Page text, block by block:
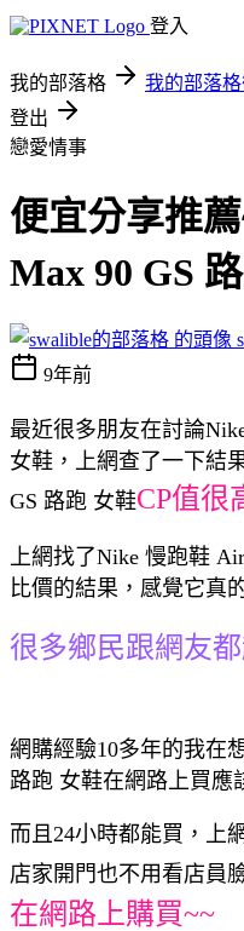
登入
我的部落格 我的部落
登出
戀愛情事
便宜分享推
Max 90 GS
9年前
最近很多朋友在討論
女鞋，上網查了一下結
GS 路跑 女鞋CP值很
上網找了Nike 慢跑鞋
比價的結果，感覺它真
很多鄉民跟網友
網購經驗10多年的我在
路跑 女鞋在網路上買應
而且24小時都能買，上
店家開門也不用看店員
在網路上購買~~